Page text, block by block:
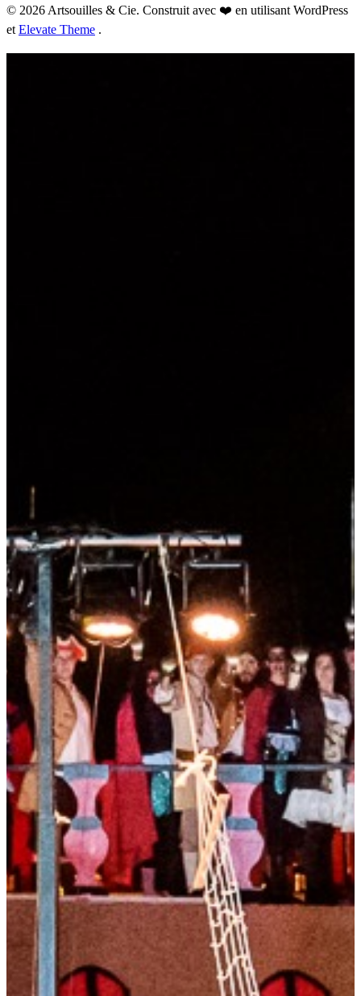
© 2026 Artsouilles & Cie. Construit avec ❤️ en utilisant WordPress
et Elevate Theme .